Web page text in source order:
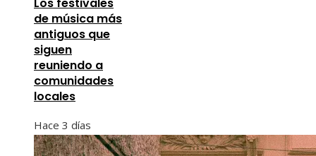
de música más
antiguos que
siguen
reuniendo a
comunidades
locales
Hace 3 días